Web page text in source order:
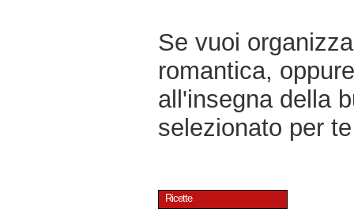
Se vuoi
romantica,
all'insegna della
selezionato per
Ricette